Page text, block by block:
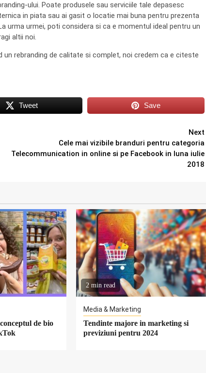
ului. Poate produsele sau serviciile tale depasesc
in piata sau ai gasit o locatie mai buna pentru prezenta
urma urmei, poti considera si ca e momentul ideal pentru un
altii noi.
rebranding de calitate si complet, noi credem ca e citeste
Tweet Save
Next
Cele mai vizibile branduri pentru categoria
Telecommunication in online si pe Facebook in luna iulie
2018
de bio
2 min read
Media & Marketing
Tendinte majore in marketing si
previziuni pentru 2024